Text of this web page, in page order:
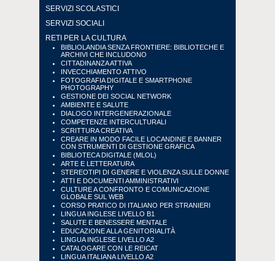
SERVIZI SCOLASTICI
SERVIZI SOCIALI
RETI PER LA CULTURA
BIBLIOLANDIA SENZA FRONTIERE: BIBLIOTECHE E
ARCHIVI CHE INCLUDONO
CITTADINANZA ATTIVA
INVECCHIAMENTO ATTIVO
FOTOGRAFIA DIGITALE E SMARTPHONE
PHOTOGRAPHY
GESTIONE DEI SOCIAL NETWORK
AMBIENTE E SALUTE
DIALOGO INTERGENERAZIONALE
COMPETENZE INTERCULTURALI
SCRITTURA CREATIVA
CREARE IN MODO FACILE LOCANDINE E BANNER
CON STRUMENTI DI GESTIONE GRAFICA
BIBLIOTECA DIGITALE (MLOL)
ARTE E LETTERATURA
STEREOTIPI DI GENERE E VIOLENZA SULLE DONNE
ATTI E DOCUMENTI AMMINISTRATIVI
CULTURE A CONFRONTO E COMUNICAZIONE
GLOBALE SUL WEB
CORSO PRATICO DI ITALIANO PER STRANIERI
LINGUA INGLESE LIVELLO B1
SALUTE E BENESSERE MENTALE
EDUCAZIONE ALLA GENITORIALITÀ
LINGUA INGLESE LIVELLO A2
CATALOGARE CON LE REICAT
LINGUA ITALIANA LIVELLO A2